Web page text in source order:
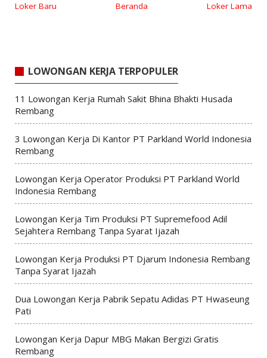
Loker Baru Loker Lama
Beranda
LOWONGAN KERJA TERPOPULER
11 Lowongan Kerja Rumah Sakit Bhina Bhakti Husada
Rembang
3 Lowongan Kerja Di Kantor PT Parkland World Indonesia
Rembang
Lowongan Kerja Operator Produksi PT Parkland World
Indonesia Rembang
Lowongan Kerja Tim Produksi PT Supremefood Adil
Sejahtera Rembang Tanpa Syarat Ijazah
Lowongan Kerja Produksi PT Djarum Indonesia Rembang
Tanpa Syarat Ijazah
Dua Lowongan Kerja Pabrik Sepatu Adidas PT Hwaseung
Pati
Lowongan Kerja Dapur MBG Makan Bergizi Gratis
Rembang